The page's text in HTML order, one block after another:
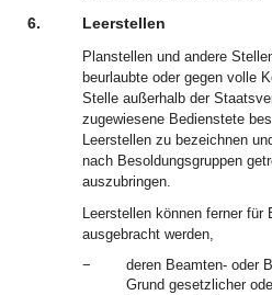
6. Leerstellen
Planstellen und andere
beurlaubte oder gegen volle
Stelle außerhalb der
zugewiesene Bedienstete
Leerstellen zu bezeichnen
nach Besoldungsgruppen
auszubringen.
Leerstellen können ferner
ausgebracht werden,
−
deren Beamten- oder
Grund gesetzlicher